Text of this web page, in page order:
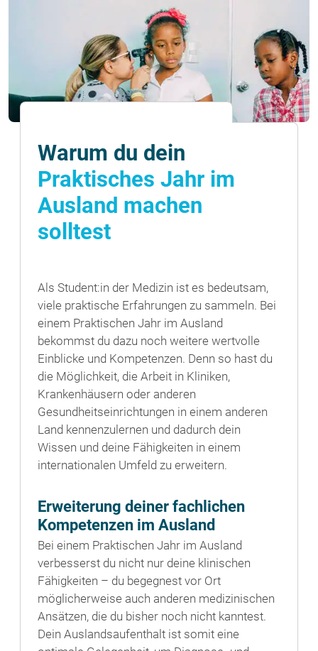
Warum du dein
Praktisches Jahr im
Ausland machen
solltest
Als Student:in der Medizin ist es bedeutsam,
viele praktische Erfahrungen zu sammeln. Bei
einem Praktischen Jahr im Ausland
bekommst du dazu noch weitere wertvolle
Einblicke und Kompetenzen. Denn so hast du
die Möglichkeit, die Arbeit in Kliniken,
Krankenhäusern oder anderen
Gesundheitseinrichtungen in einem anderen
Land kennenzulernen und dadurch dein
Wissen und deine Fähigkeiten in einem
internationalen Umfeld zu erweitern.
Erweiterung deiner fachlichen
Kompetenzen im Ausland
Bei einem Praktischen Jahr im Ausland
verbesserst du nicht nur deine klinischen
Fähigkeiten – du begegnest vor Ort
möglicherweise auch anderen medizinischen
Ansätzen, die du bisher noch nicht kanntest.
Dein Auslandsaufenthalt ist somit eine